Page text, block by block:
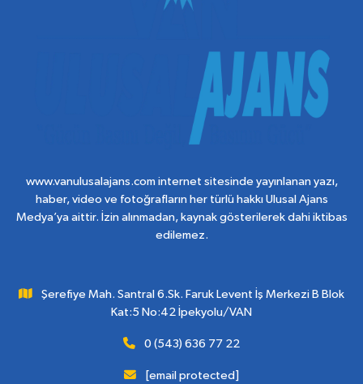
www.vanulusalajans.com internet sitesinde yayınlanan yazı,
haber, video ve fotoğrafların her türlü hakkı Ulusal Ajans
Medya’ya aittir. İzin alınmadan, kaynak gösterilerek dahi iktibas
edilemez.
Şerefiye Mah. Santral 6.Sk. Faruk Levent İş Merkezi B Blok
Kat:5 No:42 İpekyolu/VAN
0 (543) 636 77 22
[email protected]